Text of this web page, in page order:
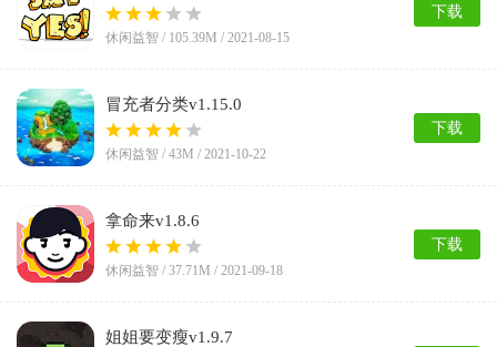
休闲益智 / 105.39M / 2021-08-15
下载
冒充者分类v1.15.0
休闲益智 / 43M / 2021-10-22
下载
拿命来v1.8.6
休闲益智 / 37.71M / 2021-09-18
下载
姐姐要变瘦v1.9.7